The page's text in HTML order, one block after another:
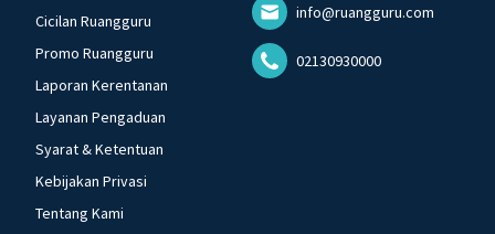
Cicilan Ruangguru
Promo Ruangguru
Laporan Kerentanan
Layanan Pengaduan
Syarat & Ketentuan
Kebijakan Privasi
Tentang Kami
info@ruangguru.com
02130930000